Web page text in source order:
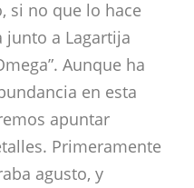
si no que lo hace
junto a Lagartija
Aunque ha
en esta
apuntar
Primeramente
agusto, y